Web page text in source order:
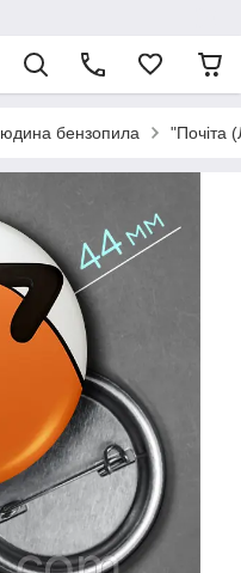
бензопила "Почіта